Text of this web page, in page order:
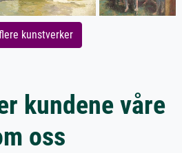
kunstverker
kundene våre
oss